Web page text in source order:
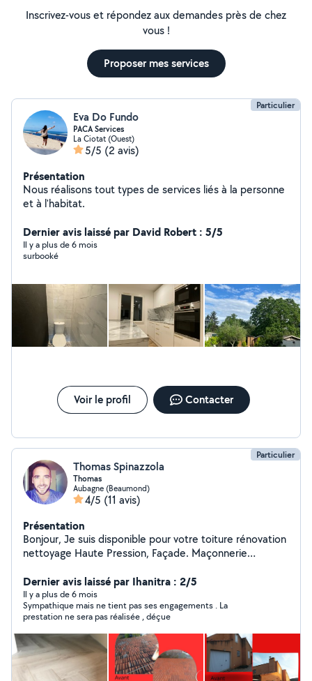
Inscrivez-vous et répondez aux demandes près de chez
vous !
Proposer mes services
Particulier
Eva Do Fundo
PACA Services
La Ciotat (Ouest)
5/5 (2 avis)
Présentation
Nous réalisons tout types de services liés à la personne
et à l'habitat.
Dernier avis laissé par David Robert : 5/5
Il y a plus de 6 mois
surbooké
Voir le profil Contacter
Particulier
Thomas Spinazzola
Thomas
Aubagne (Beaumond)
4/5 (11 avis)
Présentation
Bonjour, Je suis disponible pour votre toiture rénovation
nettoyage Haute Pression, Façade. Maçonnerie
Dernier avis laissé par Ihanitra : 2/5
Il y a plus de 6 mois
Sympathique mais ne tient pas ses engagements . La
prestation ne sera pas réalisée , déçue